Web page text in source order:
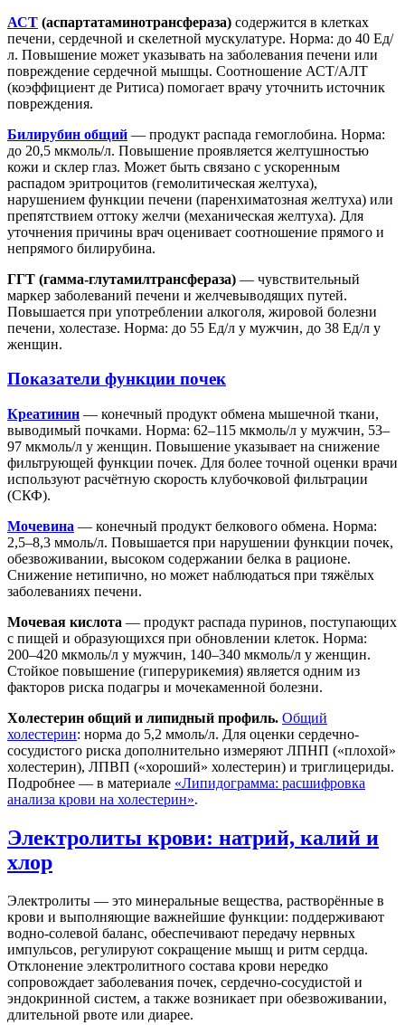
АСТ (аспартатаминотрансфераза) содержится в клетках
печени, сердечной и скелетной мускулатуре. Норма: до 40 Ед/
л. Повышение может указывать на заболевания печени или
повреждение сердечной мышцы. Соотношение АСТ/АЛТ
(коэффициент де Ритиса) помогает врачу уточнить источник
повреждения.
Билирубин общий — продукт распада гемоглобина. Норма:
до 20,5 мкмоль/л. Повышение проявляется желтушностью
кожи и склер глаз. Может быть связано с ускоренным
распадом эритроцитов (гемолитическая желтуха),
нарушением функции печени (паренхиматозная желтуха) или
препятствием оттоку желчи (механическая желтуха). Для
уточнения причины врач оценивает соотношение прямого и
непрямого билирубина.
ГГТ (гамма-глутамилтрансфераза) — чувствительный
маркер заболеваний печени и желчевыводящих путей.
Повышается при употреблении алкоголя, жировой болезни
печени, холестазе. Норма: до 55 Ед/л у мужчин, до 38 Ед/л у
женщин.
Показатели функции почек
Креатинин — конечный продукт обмена мышечной ткани,
выводимый почками. Норма: 62–115 мкмоль/л у мужчин, 53–
97 мкмоль/л у женщин. Повышение указывает на снижение
фильтрующей функции почек. Для более точной оценки врачи
используют расчётную скорость клубочковой фильтрации
(СКФ).
Мочевина — конечный продукт белкового обмена. Норма:
2,5–8,3 ммоль/л. Повышается при нарушении функции почек,
обезвоживании, высоком содержании белка в рационе.
Снижение нетипично, но может наблюдаться при тяжёлых
заболеваниях печени.
Мочевая кислота — продукт распада пуринов, поступающих
с пищей и образующихся при обновлении клеток. Норма:
200–420 мкмоль/л у мужчин, 140–340 мкмоль/л у женщин.
Стойкое повышение (гиперурикемия) является одним из
факторов риска подагры и мочекаменной болезни.
Холестерин общий и липидный профиль. Общий
холестерин: норма до 5,2 ммоль/л. Для оценки сердечно-
сосудистого риска дополнительно измеряют ЛПНП («плохой»
холестерин), ЛПВП («хороший» холестерин) и триглицериды.
Подробнее — в материале «Липидограмма: расшифровка
анализа крови на холестерин».
Электролиты крови: натрий, калий и
хлор
Электролиты — это минеральные вещества, растворённые в
крови и выполняющие важнейшие функции: поддерживают
водно-солевой баланс, обеспечивают передачу нервных
импульсов, регулируют сокращение мышц и ритм сердца.
Отклонение электролитного состава крови нередко
сопровождает заболевания почек, сердечно-сосудистой и
эндокринной систем, а также возникает при обезвоживании,
длительной рвоте или диарее.